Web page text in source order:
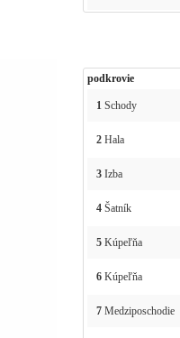
podkrovie
1Schody
2Hala
3Izba
4Šatník
5Kúpeľňa
6Kúpeľňa
7Medziposchodie